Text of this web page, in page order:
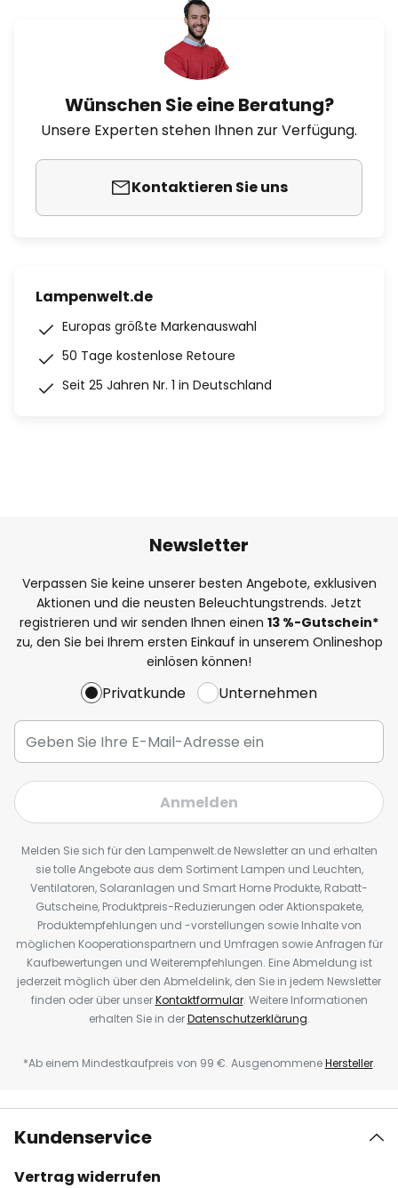
Wünschen Sie eine Beratung?
Unsere Experten stehen Ihnen zur Verfügung.
Kontaktieren Sie uns
Lampenwelt.de
Europas größte Markenauswahl
50 Tage kostenlose Retoure
Seit 25 Jahren Nr. 1 in Deutschland
Newsletter
Verpassen Sie keine unserer besten Angebote, exklusiven
Aktionen und die neusten Beleuchtungstrends. Jetzt
registrieren und wir senden Ihnen einen 13 %-Gutschein*
zu, den Sie bei Ihrem ersten Einkauf in unserem Onlineshop
einlösen können!
Privatkunde Unternehmen
Anmelden
Melden Sie sich für den Lampenwelt.de Newsletter an und erhalten
sie tolle Angebote aus dem Sortiment Lampen und Leuchten,
Ventilatoren, Solaranlagen und Smart Home Produkte, Rabatt-
Gutscheine, Produktpreis-Reduzierungen oder Aktionspakete,
Produktempfehlungen und -vorstellungen sowie Inhalte von
möglichen Kooperationspartnern und Umfragen sowie Anfragen für
Kaufbewertungen und Weiterempfehlungen. Eine Abmeldung ist
jederzeit möglich über den Abmeldelink, den Sie in jedem Newsletter
finden oder über unserKontaktformular. Weitere Informationen
erhalten Sie in derDatenschutzerklärung.
*Ab einem Mindestkaufpreis von 99 €. AusgenommeneHersteller.
Kundenservice
Vertrag widerrufen